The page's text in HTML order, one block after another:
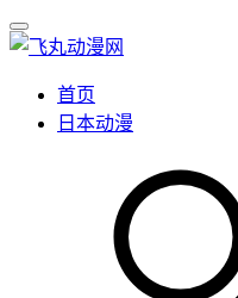
首页
日本动漫